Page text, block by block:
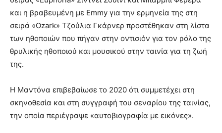
και η βραβευμένη με Emmy για την ερμηνεία της στη
σειρά «Ozark» Τζούλια Γκάρνερ προστέθηκαν στη λίστα
των ηθοποιών που πήγαν στην οντισιόν για τον ρόλο της
θρυλικής ηθοποιού και μουσικού στην ταινία για τη ζωή
της.
Η Μαντόνα επιβεβαίωσε το 2020 ότι συμμετέχει στη
σκηνοθεσία και στη συγγραφή του σεναρίου της ταινίας,
την οποία περιέγραψε «αυτοβιογραφία με εικόνες».